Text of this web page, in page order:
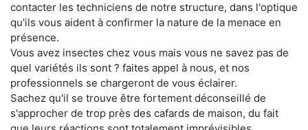
contacter les techniciens de notre structure, dans l'optique
qu'ils vous aident à confirmer la nature de la menace en
présence.
Vous avez insectes chez vous mais vous ne savez pas de
quel variétés ils sont ? faites appel à nous, et nos
professionnels se chargeront de vous éclairer.
Sachez qu'il se trouve être fortement déconseillé de
s'approcher de trop près des cafards de maison, du fait